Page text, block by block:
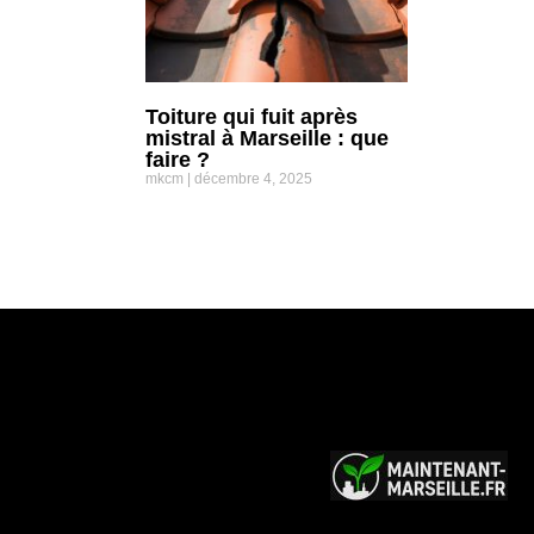
Toiture qui fuit après
mistral à Marseille : que
faire ?
mkcm décembre 4, 2025